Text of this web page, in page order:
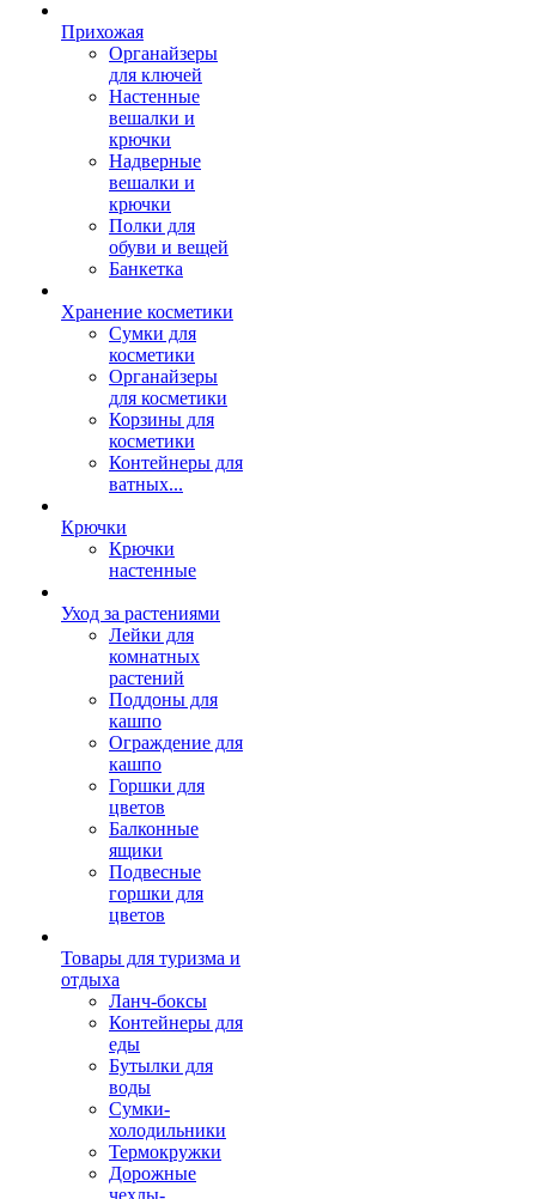
Прихожая
Органайзеры
для ключей
Настенные
вешалки и
крючки
Надверные
вешалки и
крючки
Полки для
обуви и вещей
Банкетка
Хранение косметики
Сумки для
косметики
Органайзеры
для косметики
Корзины для
косметики
Контейнеры для
ватных...
Крючки
Крючки
настенные
Уход за растениями
Лейки для
комнатных
растений
Поддоны для
кашпо
Ограждение для
кашпо
Горшки для
цветов
Балконные
ящики
Подвесные
горшки для
цветов
Товары для туризма и
отдыха
Ланч-боксы
Контейнеры для
еды
Бутылки для
воды
Сумки-
холодильники
Термокружки
Дорожные
чехлы-